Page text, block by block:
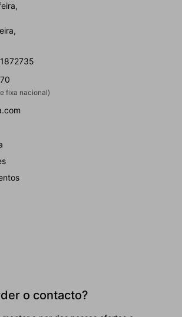
fixa nacional)
o contacto?